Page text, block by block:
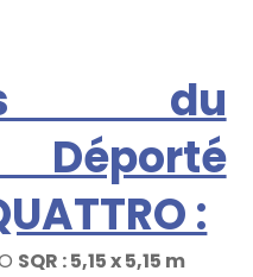
du
:
SQR : 5,15 x 5,15 m